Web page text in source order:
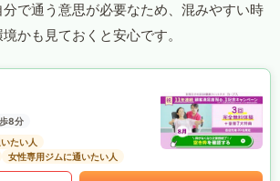
で通う意思が必要なため、混みやすい時
かも見ておくと安心です。
8分
たい人
女性専用ジムに通いたい人